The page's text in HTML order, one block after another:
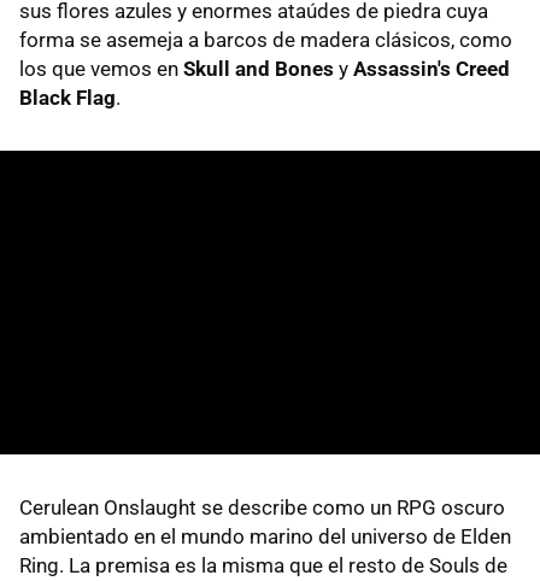
sus flores azules y enormes ataúdes de piedra cuya
forma se asemeja a barcos de madera clásicos, como
los que vemos en Skull and Bones y Assassin's Creed
Black Flag.
Cerulean Onslaught se describe como un RPG oscuro
ambientado en el mundo marino del universo de Elden
Ring. La premisa es la misma que el resto de Souls de